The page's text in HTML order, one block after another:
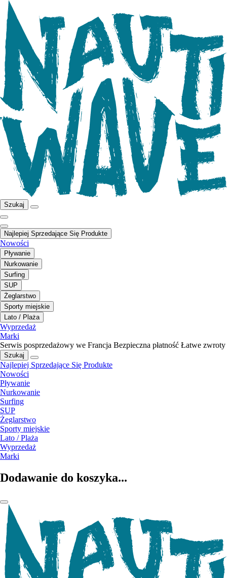
Szukaj
Najlepiej Sprzedające Się Produkte
Nowości
Pływanie
Nurkowanie
Surfing
SUP
Żeglarstwo
Sporty miejskie
Lato / Plaża
Wyprzedaż
Marki
Serwis posprzedażowy we Francja Bezpieczna płatność Łatwe zwroty
Szukaj
Najlepiej Sprzedające Się Produkte
Nowości
Pływanie
Nurkowanie
Surfing
SUP
Żeglarstwo
Sporty miejskie
Lato / Plaża
Wyprzedaż
Marki
Dodawanie do koszyka...